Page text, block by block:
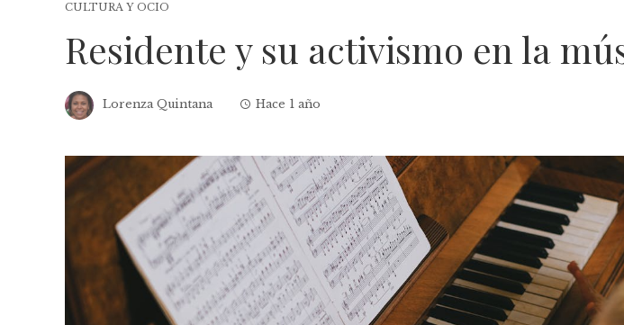
CULTURA Y OCIO
Residente y su activismo en la
Lorenza Quintana Hace 1 año